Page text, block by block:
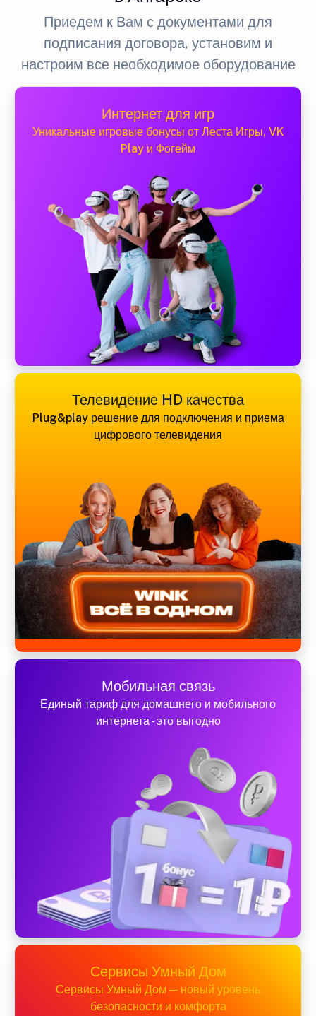
Приедем к Вам с документами для
подписания договора, установим и
настроим все необходимое оборудование
Интернет для игр
Уникальные игровые бонусы от Леста Игры, VK
Play и Фогейм
Телевидение HD качества
Plug&play решение для подключения и приема
цифрового телевидения
Мобильная связь
Единый тариф для домашнего и мобильного
интернета - это выгодно
Сервисы Умный Дом
Сервисы Умный Дом — новый уровень
безопасности и комфорта